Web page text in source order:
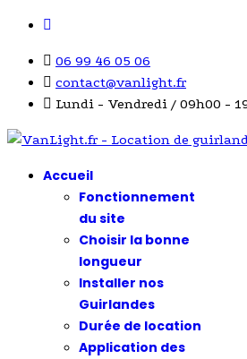
06 99 46 05 06
contact@vanlight.fr
Lundi - Vendredi / 09h00 -
Accueil
Fonctionnement
du site
Choisir la bonne
longueur
Installer nos
Guirlandes
Durée de location
Application des